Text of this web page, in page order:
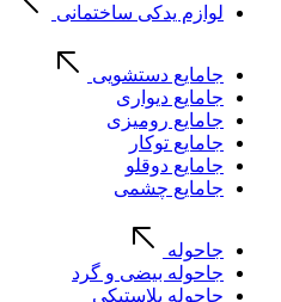
لوازم یدکی ساختمانی
جامایع دستشویی
جامایع دیواری
جامایع رومیزی
جامایع توکار
جامایع دوقلو
جامایع چشمی
جاحوله
جاحوله بیضی و گرد
جاحوله پلاستیکی